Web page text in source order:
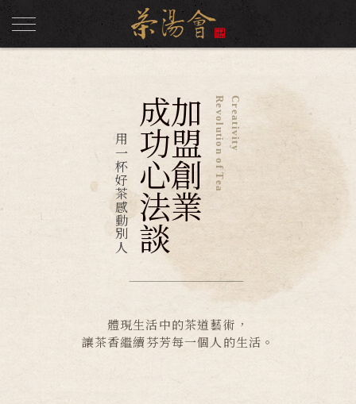
Creativity
Revolution of Tea
加盟創業
成功心法談
用一杯好茶感動別人
體現生活中的茶道藝術，
讓茶香繼續芬芳每一個人的生活。